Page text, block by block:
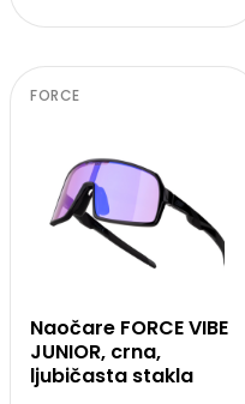
FORCE
Naočare FORCE VIBE
JUNIOR, crna,
ljubičasta stakla